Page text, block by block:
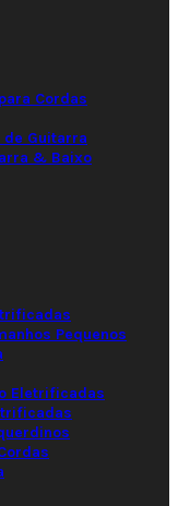
Cordas
de Guitarra
& Baixo
Pequenos
Eletrificadas